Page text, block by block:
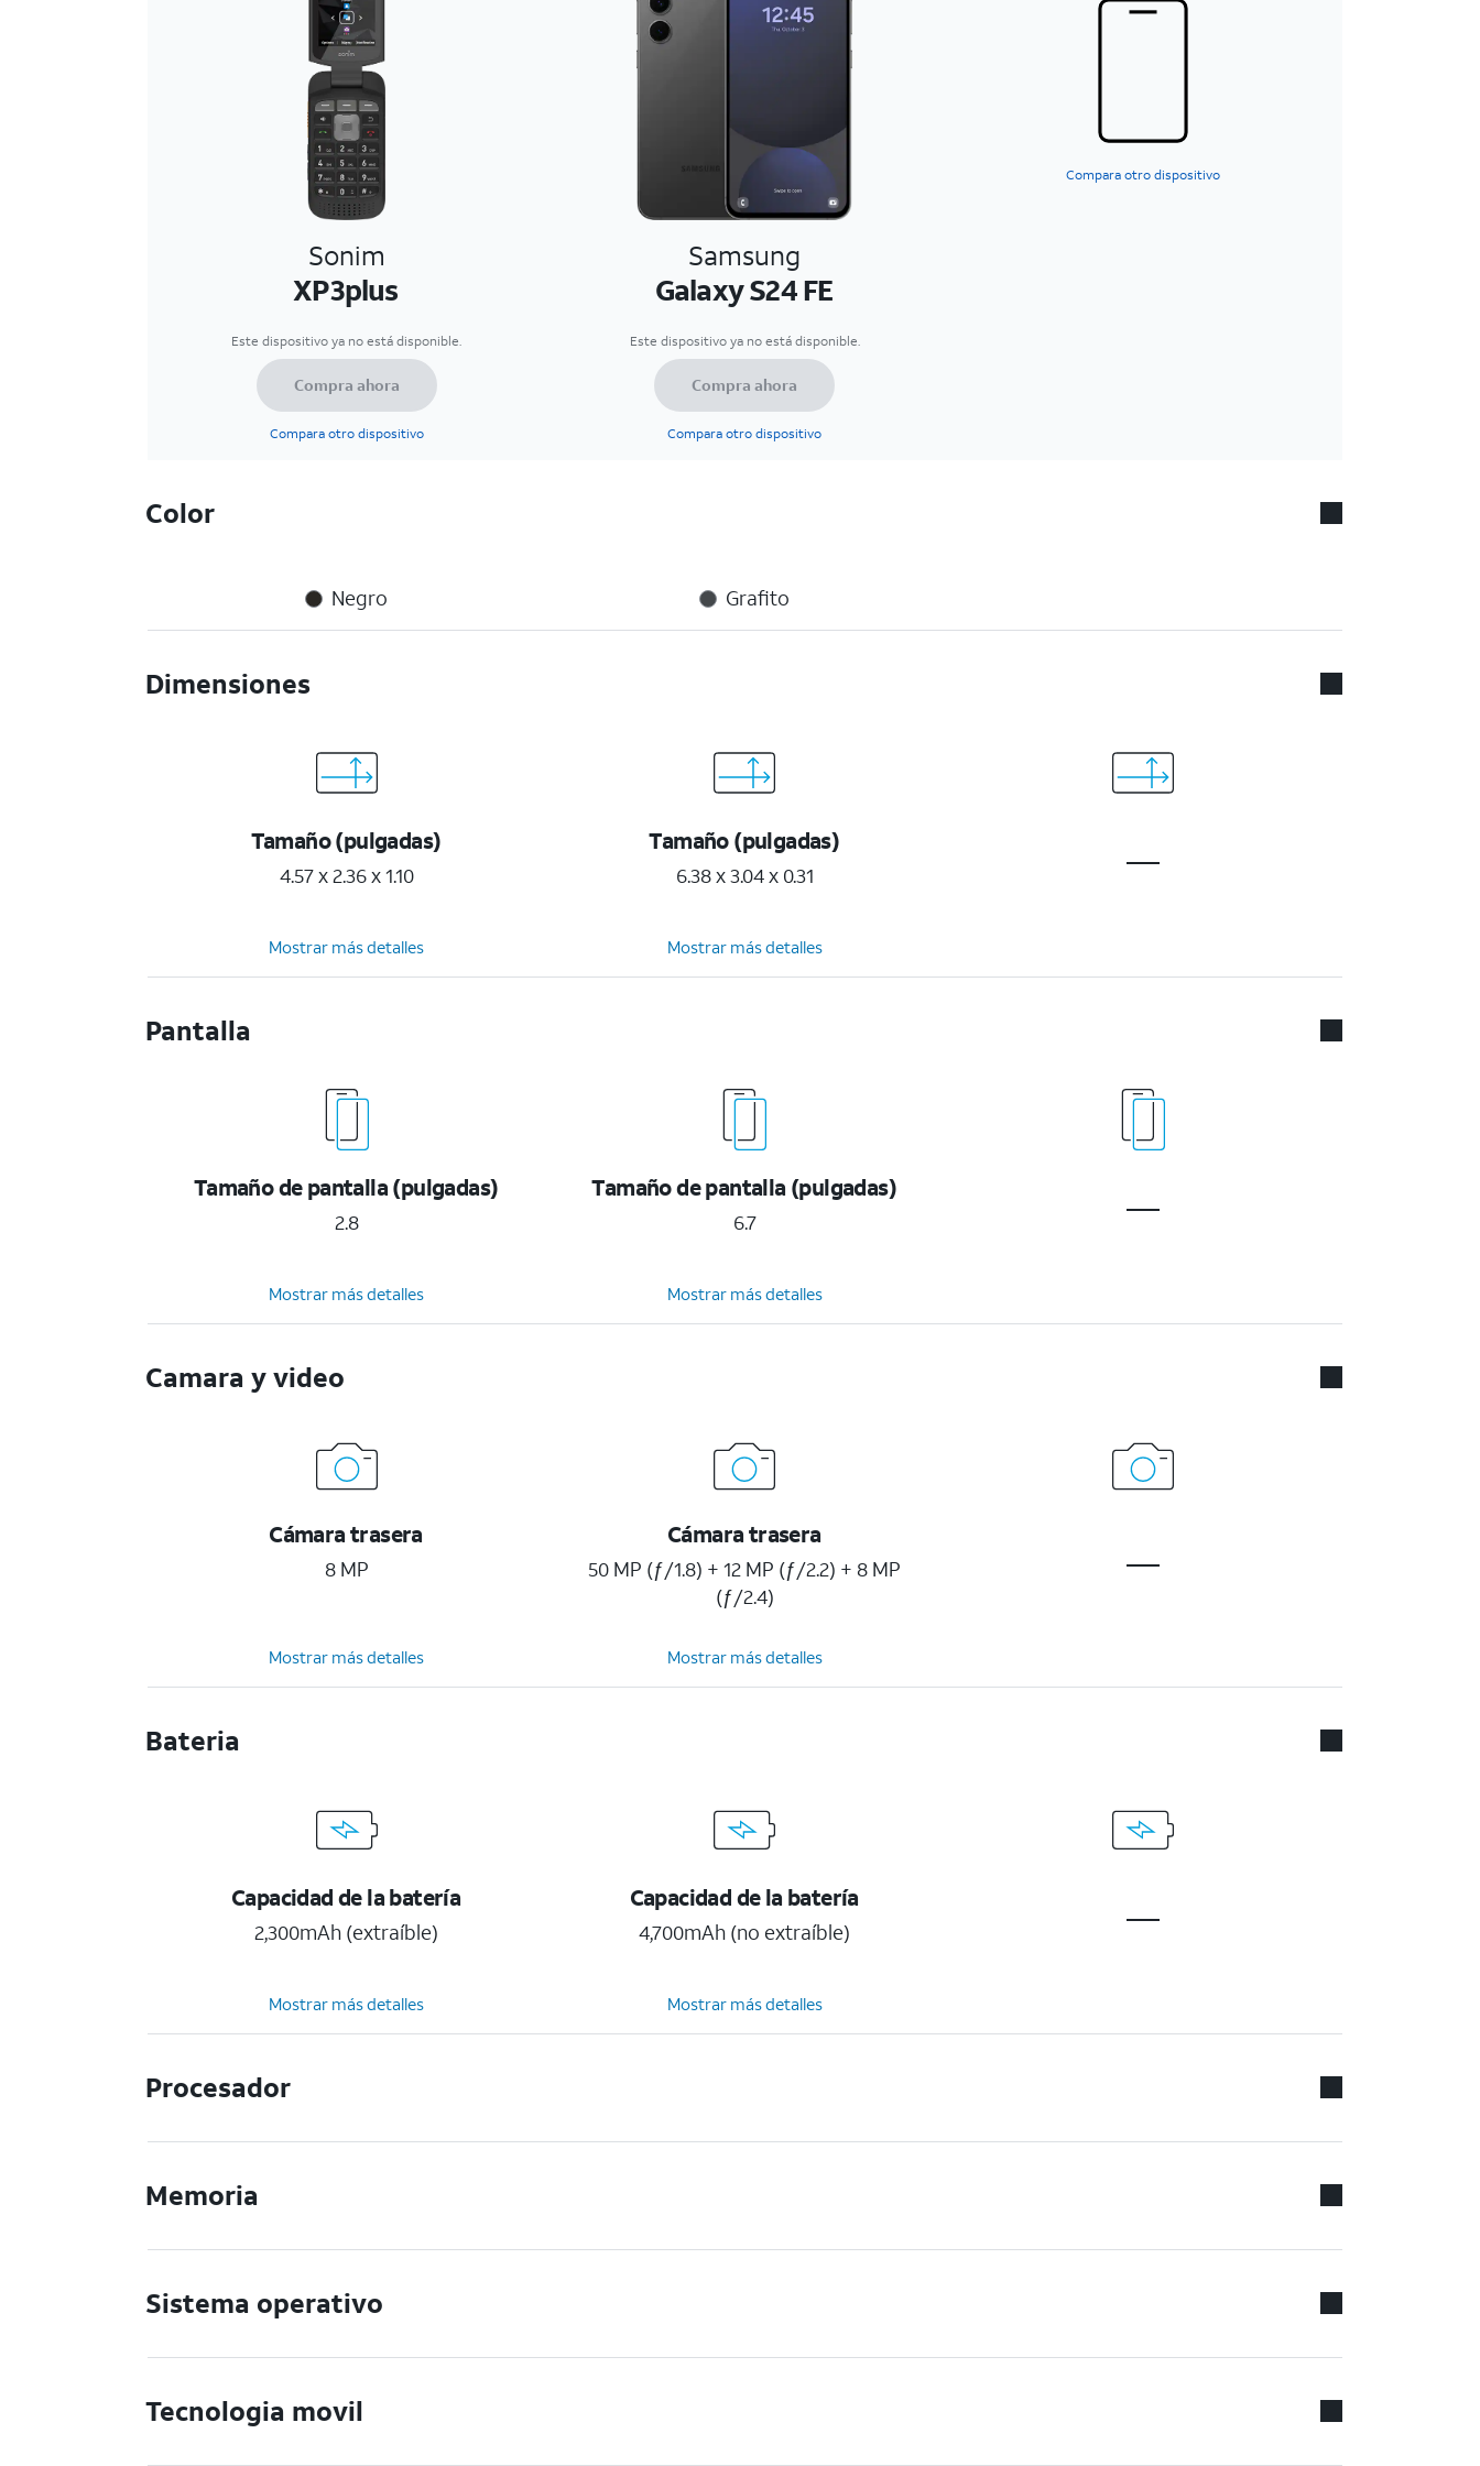
Compara otro dispositivo
Sonim
XP3plus
Samsung
Galaxy S24 FE
Este dispositivo ya no está disponible. Este dispositivo ya no está disponible.
Compra ahora
Compara otro dispositivo
Compra ahora
Compara otro dispositivo
Color
Negro Grafito
Dimensiones
Tamaño (pulgadas)
4.57 x 2.36 x 1.10
Tamaño (pulgadas)
6.38 x 3.04 x 0.31
Mostrar más detalles Mostrar más detalles
Pantalla
Tamaño de pantalla (pulgadas)
2.8
Tamaño de pantalla (pulgadas)
6.7
Mostrar más detalles Mostrar más detalles
Camara y video
Cámara trasera
8 MP
Cámara trasera
50 MP (ƒ/1.8) + 12 MP (ƒ/2.2) + 8 MP
(ƒ/2.4)
Mostrar más detalles Mostrar más detalles
Bateria
Capacidad de la batería
2,300mAh (extraíble)
Capacidad de la batería
4,700mAh (no extraíble)
Mostrar más detalles Mostrar más detalles
Procesador
Memoria
Sistema operativo
Tecnologia movil